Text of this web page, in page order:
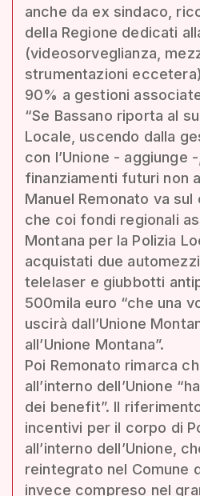
anche da ex sindaco,
della Regione dedicati
(videosorveglianza,
strumentazioni
90% a gestioni
“Se Bassano riporta al
Locale, uscendo dalla
con l’Unione - aggiunge
finanziamenti futuri non
Manuel Remonato va
che coi fondi regionali
Montana per la Polizia
acquistati due
telelaser e giubbotti
500mila euro “che una
uscirà dall’Unione
all’Unione Montana”.
Poi Remonato rimarca
all’interno dell’Unione
dei benefit”. Il
incentivi per il corpo di
all’interno dell’Unione,
reintegrato nel Comune
invece compreso nel